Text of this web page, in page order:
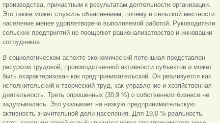
производства, причастным к результатам деятельности организации.
Это также может служить объяснением, почему в сельской местности
население менее удовлетворено выполняемой работой. Руководители
сельских предприятий не поощряют рационализаторство и инновации
сотрудников.
В социологическом аспекте экономический потенциал представлен
ресурсом трудовой, производственной активности субъектов и может
быть охарактеризован как предпринимательский. Он реализуется как
исполнительский и творческий труд, как управление и хозяйственная
деятельность. Треть опрошенных (30,9 %) о собственном бизнесе не
задумывалась. Это указывает на низкую предпринимательскую
активность значительной доли населения. Для 19,0 % реальность